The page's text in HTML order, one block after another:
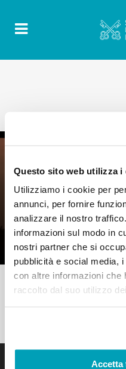
Questo sito web utilizza i
Utilizziamo i cookie per
annunci, per fornire
analizzare il nostro
informazioni sul modo in
nostri partner che si
pubblicità e social media,
con altre informazioni che
raccolto dal suo utilizzo
Accetta
Comments
|
NON SI TRATTA
Si tratta di
dell’uomo.